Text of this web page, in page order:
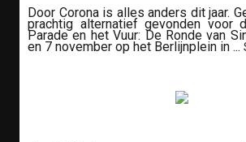
Door Corona is alles anders dit jaar.
prachtig alternatief gevonden voor
Parade en het Vuur: De Ronde van
en 7 november op het Berlijnplein in ...